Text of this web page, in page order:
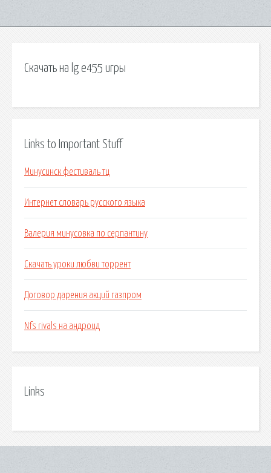
Скачать на lg e455 игры
Links to Important Stuff
Минусинск фестиваль тц
Интернет словарь русского языка
Валерия минусовка по серпантину
Скачать уроки любви торрент
Договор дарения акций газпром
Nfs rivals на андроид
Links